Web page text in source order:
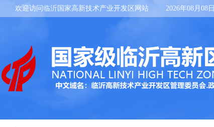
欢迎访问临沂国家高新技术产业开发区网站 2026年08月08日